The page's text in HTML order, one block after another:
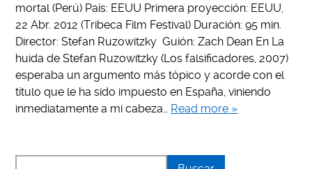
mortal (Perú) País: EEUU Primera proyección: EEUU,
22 Abr. 2012 (Tribeca Film Festival) Duración: 95 min.
Director: Stefan Ruzowitzky Guión: Zach Dean En La
huida de Stefan Ruzowitzky (Los falsificadores, 2007)
esperaba un argumento más tópico y acorde con el
título que le ha sido impuesto en España, viniendo
inmediatamente a mi cabeza… Read more »